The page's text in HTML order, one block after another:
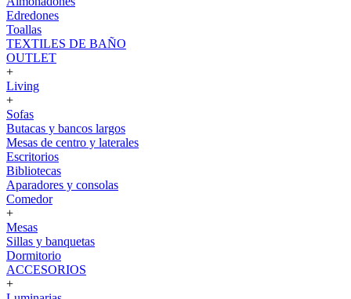
Edredones
Toallas
TEXTILES DE BAÑO
OUTLET
+
Living
+
Sofas
Butacas y bancos largos
Mesas de centro y laterales
Escritorios
Bibliotecas
Aparadores y consolas
Comedor
+
Mesas
Sillas y banquetas
Dormitorio
ACCESORIOS
+